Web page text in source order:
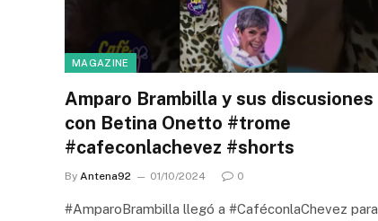
MAGAZINE
Amparo Brambilla y sus discusiones
con Betina Onetto #trome
#cafeconlachevez #shorts
By Antena92 01/10/2024 0
#AmparoBrambilla llegó a #CaféconlaChevez para